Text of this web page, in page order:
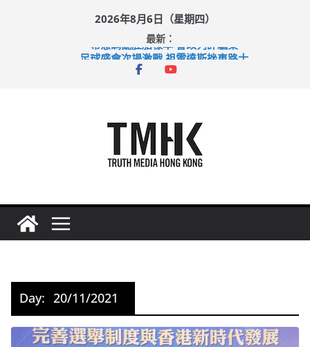
2026年8月6日（星期四）
最新：
希愈調亂胚胎樣本 警改列詐騙案
足球盛會次場激戰 祖雲達斯挫車路士
上半年純利大增七成 國泰：下半年油價續波動
Day: 20/11/2021